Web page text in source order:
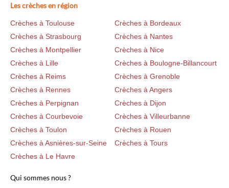
Les crèches en région
Crèches à Toulouse
Crèches à Bordeaux
Crèches à Strasbourg
Crèches à Nantes
Crèches à Montpellier
Crèches à Nice
Crèches à Lille
Crèches à Boulogne-Billancourt
Crèches à Reims
Crèches à Grenoble
Crèches à Rennes
Crèches à Angers
Crèches à Perpignan
Crèches à Dijon
Crèches à Courbevoie
Crèches à Villeurbanne
Crèches à Toulon
Crèches à Rouen
Crèches à Asnières-sur-Seine
Crèches à Tours
Crèches à Le Havre
Qui sommes nous ?